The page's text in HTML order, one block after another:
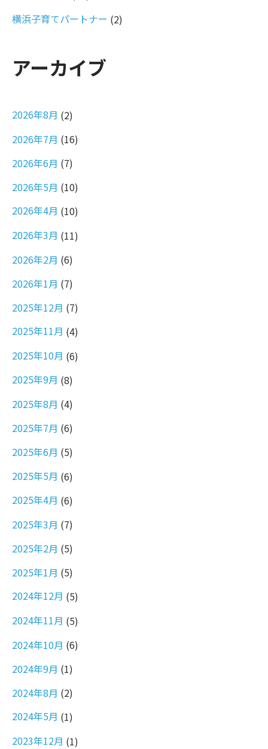
横浜子育てパートナー (2)
アーカイブ
2026年8月 (2)
2026年7月 (16)
2026年6月 (7)
2026年5月 (10)
2026年4月 (10)
2026年3月 (11)
2026年2月 (6)
2026年1月 (7)
2025年12月 (7)
2025年11月 (4)
2025年10月 (6)
2025年9月 (8)
2025年8月 (4)
2025年7月 (6)
2025年6月 (5)
2025年5月 (6)
2025年4月 (6)
2025年3月 (7)
2025年2月 (5)
2025年1月 (5)
2024年12月 (5)
2024年11月 (5)
2024年10月 (6)
2024年9月 (1)
2024年8月 (2)
2024年5月 (1)
2023年12月 (1)